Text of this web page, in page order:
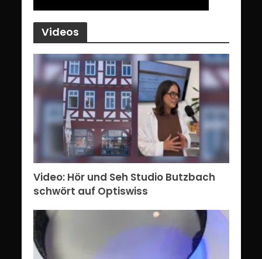
Videos
Video: Hör und Seh Studio Butzbach
schwört auf Optiswiss